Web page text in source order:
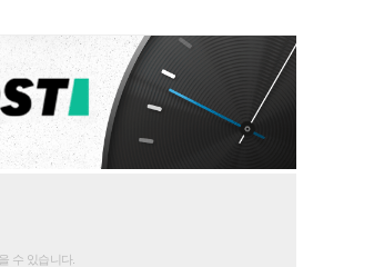
수 있습니다.